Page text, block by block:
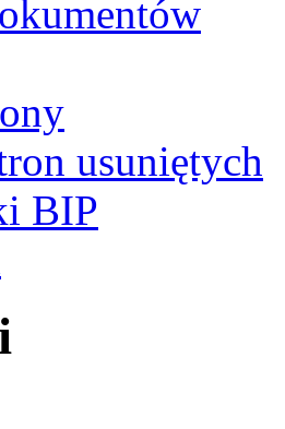
usuniętych
BIP